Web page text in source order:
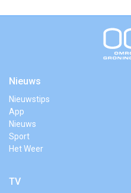
Nieuws
Nieuwstips
App
Nieuws
Sport
Het Weer
TV